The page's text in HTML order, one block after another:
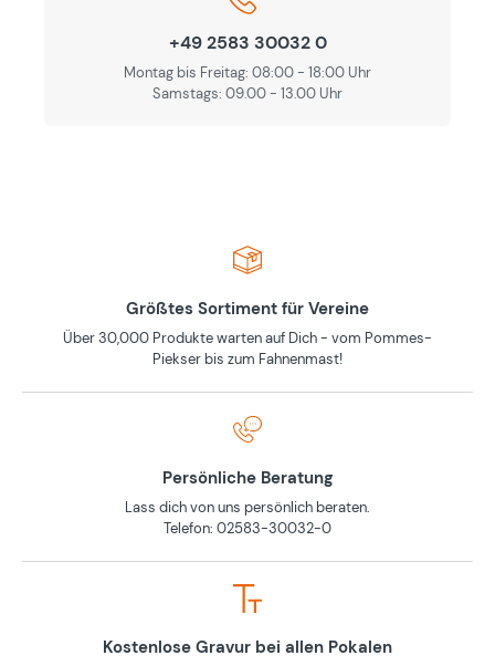
+49 2583 30032 0
Montag bis Freitag: 08:00 - 18:00 Uhr
Samstags: 09.00 - 13.00 Uhr
Größtes Sortiment für Vereine
Über 30,000 Produkte warten auf Dich - vom Pommes-
Piekser bis zum Fahnenmast!
Persönliche Beratung
Lass dich von uns persönlich beraten.
Telefon: 02583-30032-0
Kostenlose Gravur bei allen Pokalen